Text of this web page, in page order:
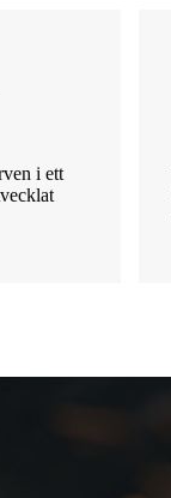
i ett